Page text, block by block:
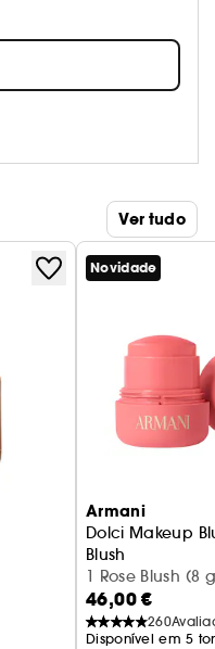
Ver tudo
Novidade
Armani
Dolci Makeup
Blush
1 Rose Blush (8
46,00 €
260
Disponível em 5